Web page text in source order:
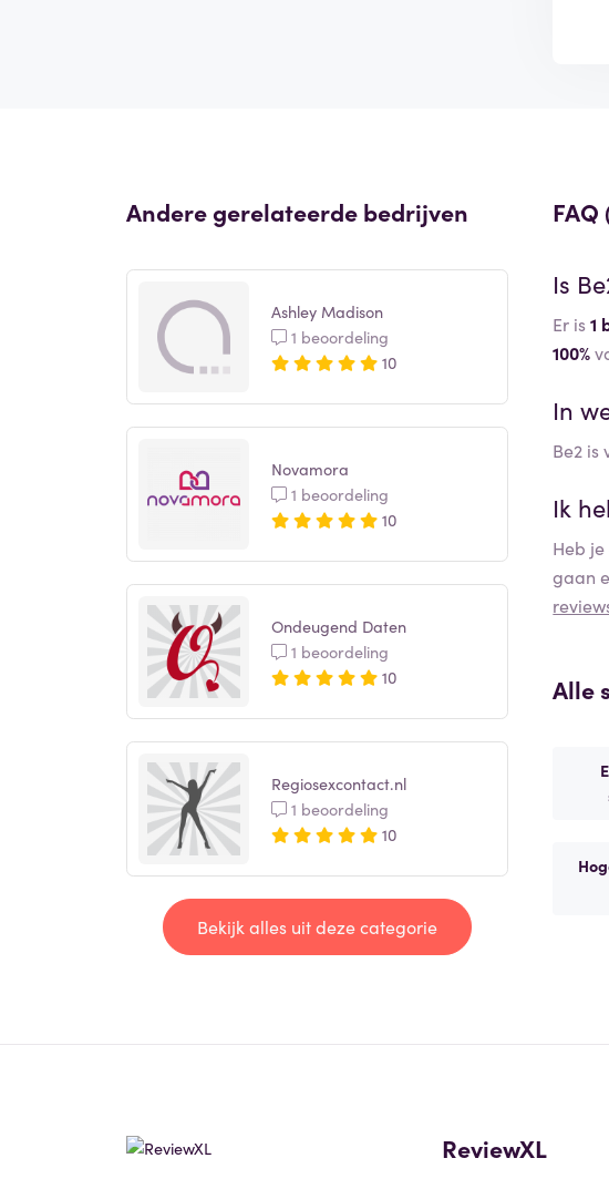
Andere gerelateerde bedrijven
Ashley Madison
1 beoordeling
10
Novamora
1 beoordeling
10
Ondeugend Daten
1 beoordeling
10
Regiosexcontact.nl
1 beoordeling
10
Bekijk alles uit deze categorie
Is
Er is1
100%
In
Be2 is
Ik
Heb
gaan
Alle
ReviewXL